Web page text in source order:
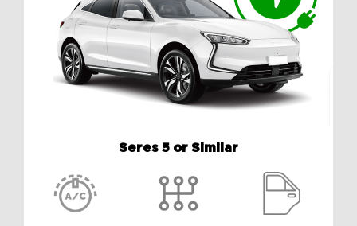
Seres 5 or Similar